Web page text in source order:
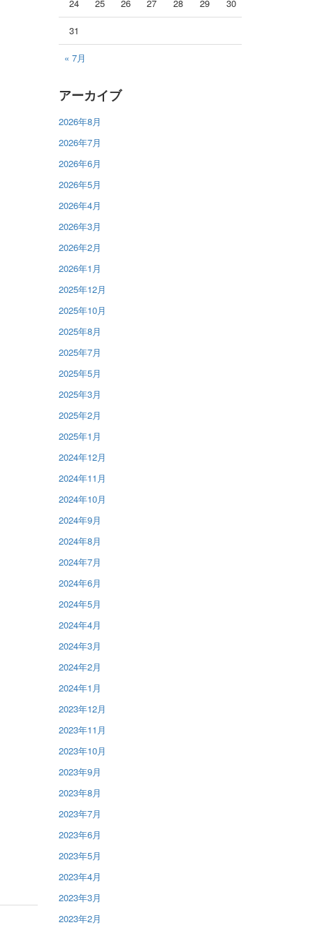
« 7月
24 25 26 27 28 29 30
31
アーカイブ
2026年8月
2026年7月
2026年6月
2026年5月
2026年4月
2026年3月
2026年2月
2026年1月
2025年12月
2025年10月
2025年8月
2025年7月
2025年5月
2025年3月
2025年2月
2025年1月
2024年12月
2024年11月
2024年10月
2024年9月
2024年8月
2024年7月
2024年6月
2024年5月
2024年4月
2024年3月
2024年2月
2024年1月
2023年12月
2023年11月
2023年10月
2023年9月
2023年8月
2023年7月
2023年6月
2023年5月
2023年4月
2023年3月
2023年2月